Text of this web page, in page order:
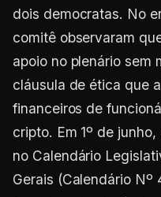
dois democratas. No
comitê observaram
apoio no plenário sem
cláusula de ética que
financeiros de
cripto. Em 1º de
no Calendário
Gerais (Calendário